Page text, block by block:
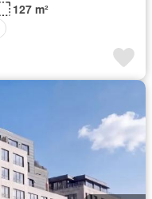
127 m²